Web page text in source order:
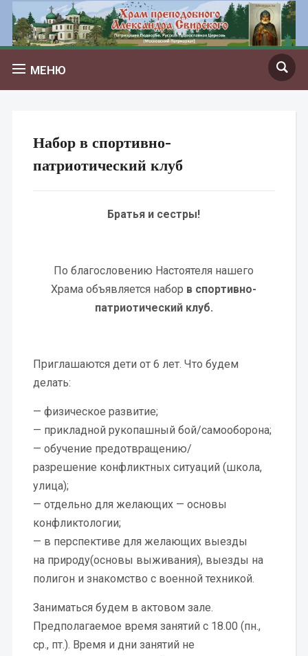
МЕНЮ
Набор в спортивно-
патриотический клуб
Братья и сестры!
По благословению Настоятеля нашего
Храма объявляется набор в спортивно-
патриотический клуб.
Приглашаются дети от 6 лет. Что будем
делать:
— физическое развитие;
— прикладной рукопашный бой/самооборона;
— обучение предотвращению/
разрешение конфликтных ситуаций (школа,
улица);
— отдельно для желающих — основы
конфликтологии;
— в перспективе для желающих выезды
на природу(основы выживания), выезды на
полигон и знакомство с военной техникой.
Заниматься будем в актовом зале.
Предполагаемое время занятий с 18.00 (пн.,
ср., пт.). Время и дни занятий не